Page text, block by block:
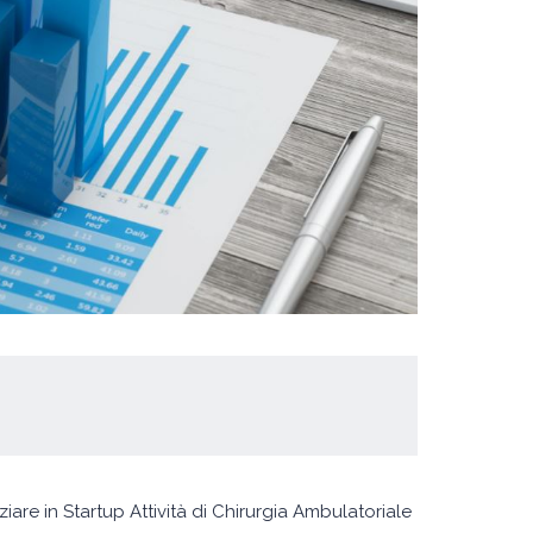
in Startup Attività di Chirurgia Ambulatoriale
sp...